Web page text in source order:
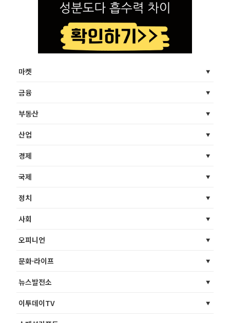
마켓
금융
부동산
산업
경제
국제
정치
사회
오피니언
문화·라이프
뉴스발전소
이투데이TV